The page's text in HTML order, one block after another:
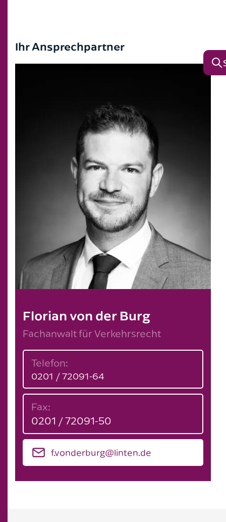
Ihr Ansprechpartner
Florian von der Burg
Fachanwalt für Verkehrsrecht
Telefon:
0201 / 72091-64
Fax:
0201 / 72091-50
f.vonderburg@linten.de